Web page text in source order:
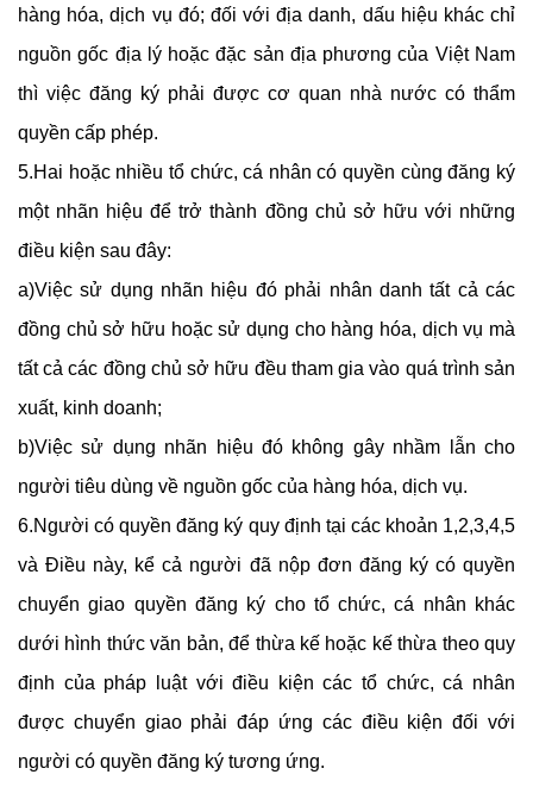
hàng hóa, dịch vụ đó; đối với địa danh, dấu hiệu khác chỉ
nguồn gốc địa lý hoặc đặc sản địa phương của Việt Nam
thì việc đăng ký phải được cơ quan nhà nước có thẩm
quyền cấp phép.
5.Hai hoặc nhiều tổ chức, cá nhân có quyền cùng đăng ký
một nhãn hiệu để trở thành đồng chủ sở hữu với những
điều kiện sau đây:
a)Việc sử dụng nhãn hiệu đó phải nhân danh tất cả các
đồng chủ sở hữu hoặc sử dụng cho hàng hóa, dịch vụ mà
tất cả các đồng chủ sở hữu đều tham gia vào quá trình sản
xuất, kinh doanh;
b)Việc sử dụng nhãn hiệu đó không gây nhầm lẫn cho
người tiêu dùng về nguồn gốc của hàng hóa, dịch vụ.
6.Người có quyền đăng ký quy định tại các khoản 1,2,3,4,5
và Điều này, kể cả người đã nộp đơn đăng ký có quyền
chuyển giao quyền đăng ký cho tổ chức, cá nhân khác
dưới hình thức văn bản, để thừa kế hoặc kế thừa theo quy
định của pháp luật với điều kiện các tổ chức, cá nhân
được chuyển giao phải đáp ứng các điều kiện đối với
người có quyền đăng ký tương ứng.